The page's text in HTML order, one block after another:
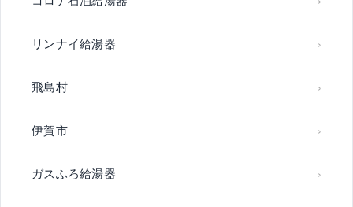
リンナイ給湯器
飛島村
伊賀市
ガスふろ給湯器